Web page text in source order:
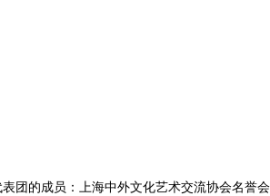
团的成员：上海中外文化艺术交流协会名誉会